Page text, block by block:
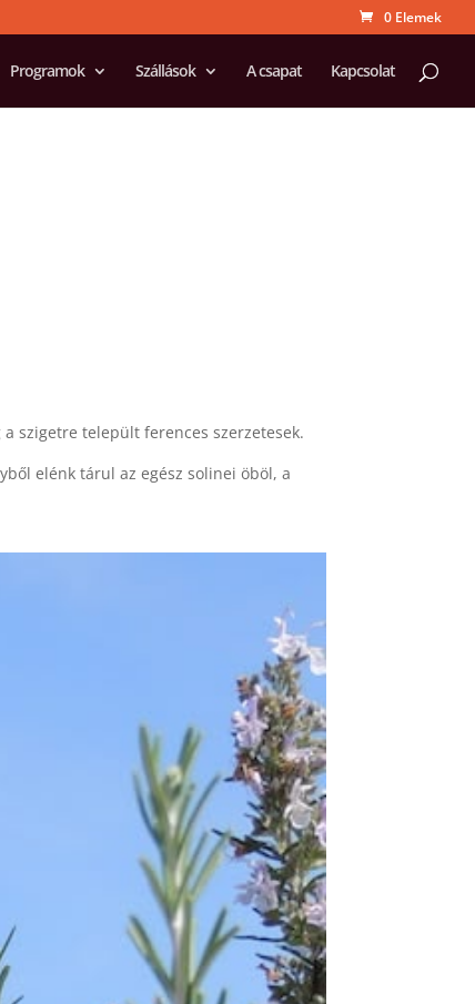
0 Elemek
Programok Szállások A csapat Kapcsolat
szigetre települt ferences szerzetesek.
elénk tárul az egész solinei öböl, a